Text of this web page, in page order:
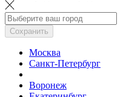
Сохранить
Москва
Санкт-Петербург
Воронеж